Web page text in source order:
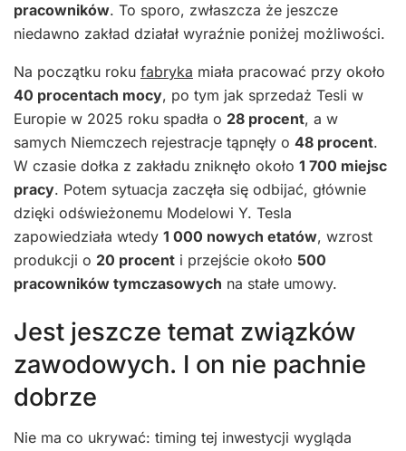
pracowników. To sporo, zwłaszcza że jeszcze
niedawno zakład działał wyraźnie poniżej możliwości.
Na początku roku fabryka miała pracować przy około
40 procentach mocy, po tym jak sprzedaż Tesli w
Europie w 2025 roku spadła o 28 procent, a w
samych Niemczech rejestracje tąpnęły o 48 procent.
W czasie dołka z zakładu zniknęło około 1 700 miejsc
pracy. Potem sytuacja zaczęła się odbijać, głównie
dzięki odświeżonemu Modelowi Y. Tesla
zapowiedziała wtedy 1 000 nowych etatów, wzrost
produkcji o 20 procent i przejście około 500
pracowników tymczasowych na stałe umowy.
Jest jeszcze temat związków
zawodowych. I on nie pachnie
dobrze
Nie ma co ukrywać: timing tej inwestycji wygląda